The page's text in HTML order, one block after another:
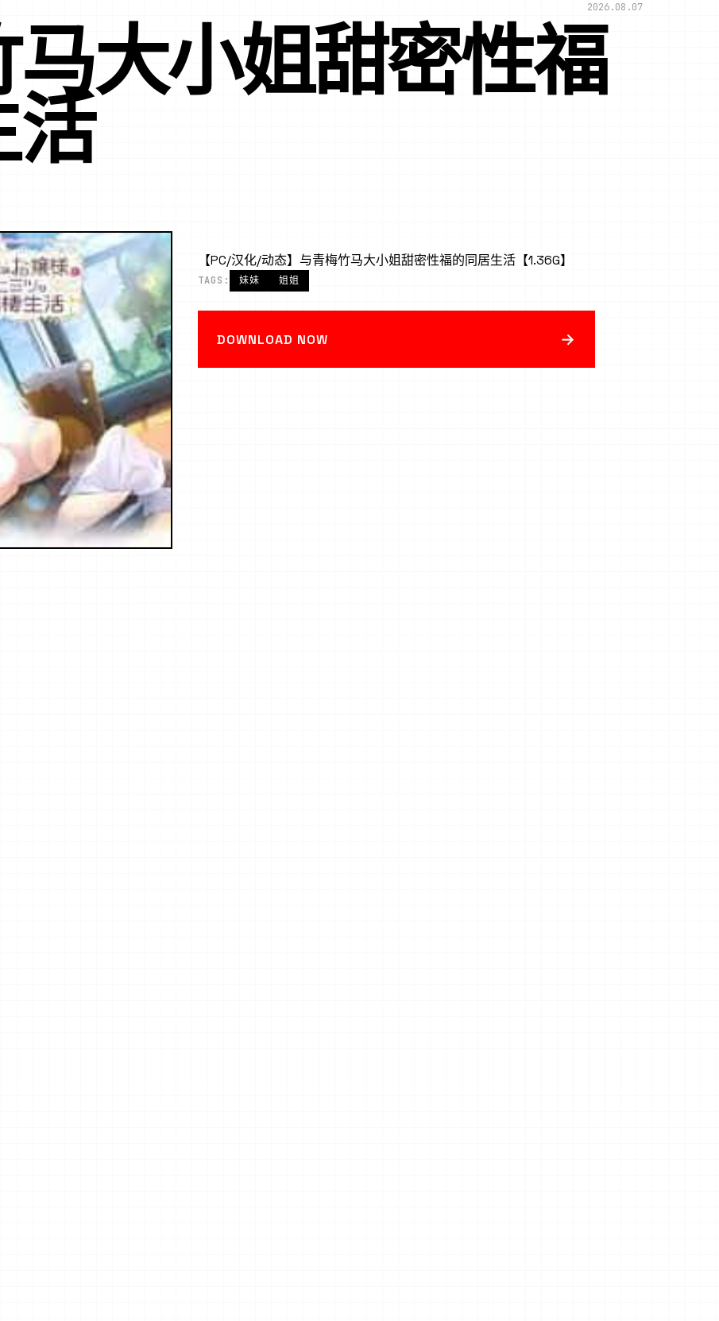
2026.08.07
大小姐甜密性福
活
【PC/汉化/动态】与青梅竹马大小姐甜密性福的同居生活【1.36G】
TAGS: 妹妹 姐姐
DOWNLOAD NOW →